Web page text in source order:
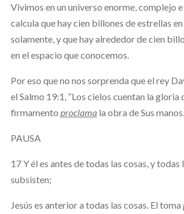
Vivimos en un universo enorme, complejo
calcula que hay cien billones de estrellas
solamente, y que hay alrededor de cien
en el espacio que conocemos.
Por eso que no nos sorprenda que el rey
el Salmo 19:1, “Los cielos cuentan la gloria
firmamento proclamala obra de Sus
PAUSA
17 Y él es antes de todas las cosas, y todas
subsisten;
Jesús es anterior a todas las cosas. El toma